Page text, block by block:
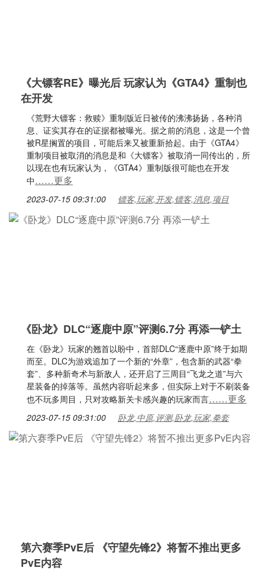
《大镖客RE》曝光后 玩家认为《GTA4》重制也
在开发
《荒野大镖客：救赎》重制版近日被传的沸沸扬扬，各种消
息、证实其存在的证据都被曝光。据之前的消息，这是一个曾
被R星搁置的项目，可能后来又被重新拾起。由于《GTA4》
重制项目被取消的消息是和《大镖客》被取消一同传出的，所
以现在也有玩家认为，《GTA4》重制版很可能也在开发
中……更多
2023-07-15 09:31:00 镖客,玩家,开发,镖客,消息,项目
《卧龙》DLC“逐鹿中原”评测6.7分 再添一铲土
在《卧龙》玩家的翘首以盼中，首部DLC“逐鹿中原”终于如期
而至。DLC为游戏追加了一个新的“外章”，包含新的武器“拳
套”、多种新奇术与新敌人，还开启了三周目“飞龙之道”与六
星装备的掉落等。虽然内容听起来多，但实际上对于不刷装备
也不玩多周目，只对攻略新关卡感兴趣的玩家而言……更多
2023-07-15 09:31:00 卧龙,中原,评测,卧龙,玩家,拳套
第六赛季PvE后 《守望先锋2》将暂不推出更多
PvE内容